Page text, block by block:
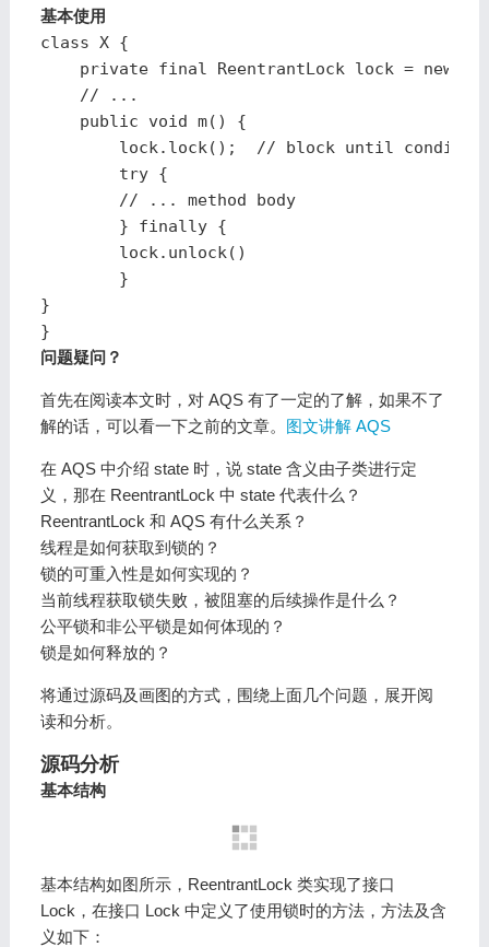
基本使用
class X {
private final ReentrantLock lock = new
    // ...
    public void m() {
lock.lock();  // block until
        try {
        // ... method body
        } finally {
        lock.unlock()
        }
}
}
问题疑问？
首先在阅读本文时，对 AQS 有了一定的了解，如果不了
解的话，可以看一下之前的文章。 图文讲解 AQS
在 AQS 中介绍 state 时，说 state 含义由子类进行定
义，那在 ReentrantLock 中 state 代表什么？
ReentrantLock 和 AQS 有什么关系？
线程是如何获取到锁的？
锁的可重入性是如何实现的？
当前线程获取锁失败，被阻塞的后续操作是什么？
公平锁和非公平锁是如何体现的？
锁是如何释放的？
将通过源码及画图的方式，围绕上面几个问题，展开阅
读和分析。
源码分析
基本结构
基本结构如图所示，ReentrantLock 类实现了接口
Lock，在接口 Lock 中定义了使用锁时的方法，方法及含
义如下：